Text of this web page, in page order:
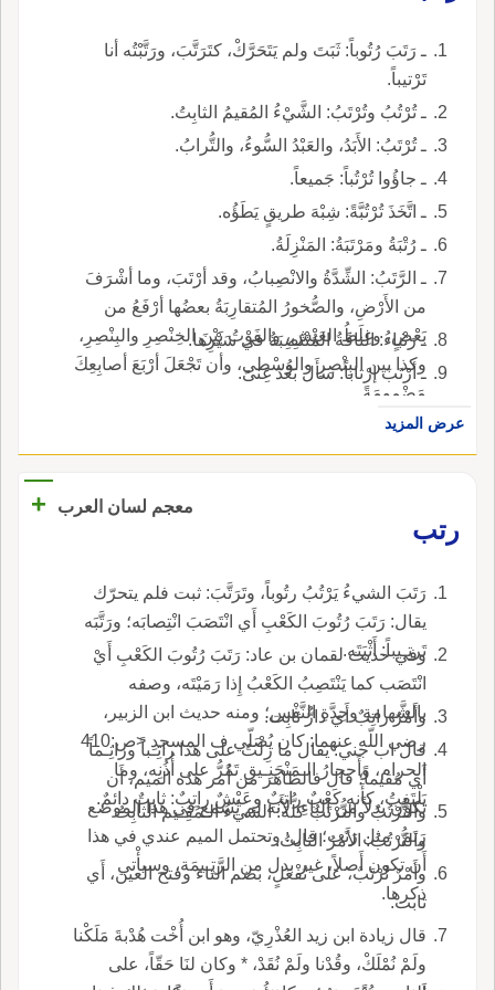
ـ رَتَبَ رُتُوباً: ثَبَتَ ولم يَتَحَرَّكْ، كتَرَتَّبَ، ورَتَّبْتُه أنا
تَرْتيباً.
ـ تُرْتُبُ وتُرْتَبُ: الشَّيْءُ المُقيمُ الثابِتُ.
ـ تُرْتَبُ: الأَبَدُ، والعَبْدُ السُّوءُ، والتُّرابُ.
ـ جاؤُوا تُرْتُباً: جَميعاً.
ـ اتَّخَذَ تُرْتُبَّةً: شِبْهَ طريقٍ يَطَؤُه.
ـ رُتْبَةُ ومَرْتَبَةُ: المَنْزِلَةُ.
ـ الرَّتَبُ: الشِّدَّةُ والانْصِبابُ، وقد أرْتَبَ، وما أشْرَفَ
من الأَرْضِ، والصُّخورُ المُتقارِبَةُ بعضُها أرْفَعُ من
بَعْضٍ، وغِلَظُ العَيْشِ، والفَوْتُ بَيْنَ الخِنْصِرِ والبِنْصِرِ،
وكذا بين البِنْصِرِ والوُسْطى، وأن تَجْعَلَ أرْبَعَ أصابِعِكَ
مَضْمومَةً.
ـ رَتْباءُ: الناقَةُ المُنْتَصِبَةُ في سَيْرِها.
ـ أرْتَبَ إرْتاباً: سَأَلَ بَعْدَ غِنىً.
عرض المزيد
معجم لسان العرب
+
رتب
رَتَبَ الشيءُ يَرْتُبُ رتُوباً، وتَرَتَّبَ: ثبت فلم يتحرّك
يقال: رَتَبَ رُتُوبَ الكَعْبِ أَي انْتَصَبَ انْتِصابَه؛ ورَتَّبَه
تَرتِـيباً: أَثْبَتَه.
وفي حديث لقمان بن عاد: رَتَبَ رُتُوبَ الكَعْبِ أَيْ
انْتَصَب كما يَنْتَصِبُ الكَعْبُ إِذا رَمَيْتَه، وصفه
بالشَّهامةِ وحِدَّةِ النَّفْس؛ ومنه حديث ابن الزبير،
رضي اللّه عنهما: كان يُصَلّي ف المسجدِ <ص:410
الحرام، وأَحجارُ الـمَنْجَنِـيقِ تَمُرُّ على أُذُنِه، وما
يَلْتَفِتُ، كأَنه كَعْبٌ راتِبٌ وعَيْشٌ راتِبٌ: ثابِتٌ دائمٌ.
وأَمْرٌ راتِبٌ أَي دارٌّ ثابِت.
قال اب جني: يقال ما زِلْتُ على هذا راتِـباً وراتِـماً
أَي مُقيماً؛ قال فالظاهر من أَمر هذه الميم، أَن
تكون بدلاً من الباءِ، لأَنه لم يُسمع في هذا الموضع
رَتَمَ، مثل رَتَب؛ قال: وتحتمل الميم عندي في هذا
أَن تكون أَصلاً، غير بدل من الرَّتِـيمَة، وسيأْتي
ذكرها.
والتُّرْتُبُ والتُّرْتَبُ كلُّه: الشيءُ الـمُقِـيم الثابِتُ
والتُّرْتُبُ: الأَمْرُ الثابِتُ.
وأَمْرٌ تُرْتَبٌ، على تُفْعَلٍ، بضم التاء وفتح العين، أَي
ثابت.
قال زيادة ابن زيد العُذْرِيّ، وهو ابن أُخْت هُدْبةَ مَلَكْنا
ولَمْ نُمْلَكْ، وقُدْنا ولَمْ نُقَدْ، * وكان لنَا حَقّاً، على